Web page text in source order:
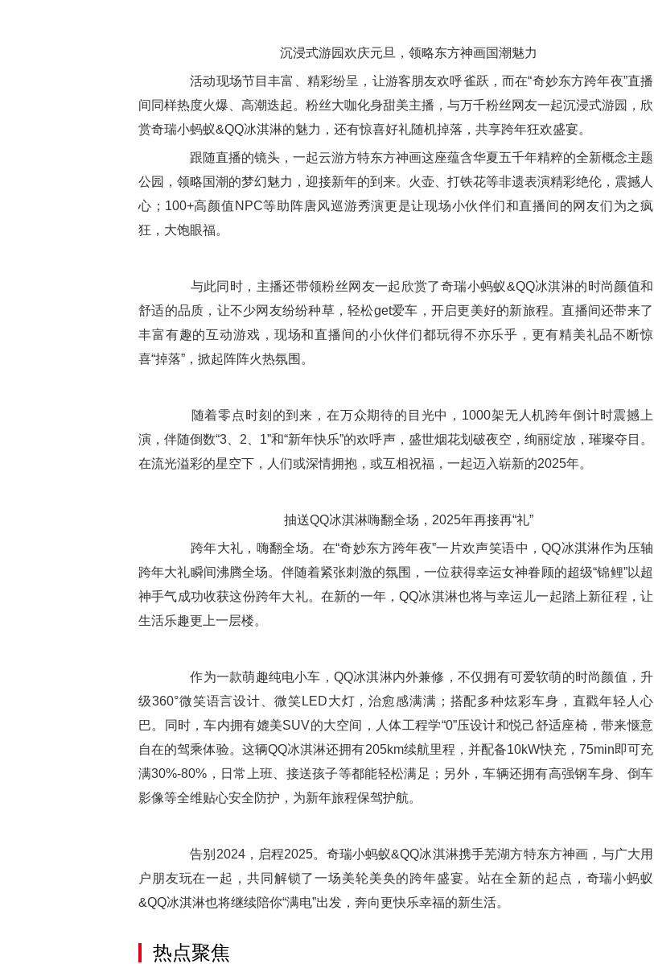
沉浸式游园欢庆元旦，领略东方神画国潮魅力
活动现场节目丰富、精彩纷呈，让游客朋友欢呼雀跃，而在“奇妙东方跨年夜”直播
间同样热度火爆、高潮迭起。粉丝大咖化身甜美主播，与万千粉丝网友一起沉浸式游园，欣
赏奇瑞小蚂蚁&QQ冰淇淋的魅力，还有惊喜好礼随机掉落，共享跨年狂欢盛宴。
跟随直播的镜头，一起云游方特东方神画这座蕴含华夏五千年精粹的全新概念主题
公园，领略国潮的梦幻魅力，迎接新年的到来。火壶、打铁花等非遗表演精彩绝伦，震撼人
心；100+高颜值NPC等助阵唐风巡游秀演更是让现场小伙伴们和直播间的网友们为之疯
狂，大饱眼福。
与此同时，主播还带领粉丝网友一起欣赏了奇瑞小蚂蚁&QQ冰淇淋的时尚颜值和
舒适的品质，让不少网友纷纷种草，轻松get爱车，开启更美好的新旅程。直播间还带来了
丰富有趣的互动游戏，现场和直播间的小伙伴们都玩得不亦乐乎，更有精美礼品不断惊
喜“掉落”，掀起阵阵火热氛围。
随着零点时刻的到来，在万众期待的目光中，1000架无人机跨年倒计时震撼上
演，伴随倒数“3、2、1”和“新年快乐”的欢呼声，盛世烟花划破夜空，绚丽绽放，璀璨夺目。
在流光溢彩的星空下，人们或深情拥抱，或互相祝福，一起迈入崭新的2025年。
抽送QQ冰淇淋嗨翻全场，2025年再接再“礼”
跨年大礼，嗨翻全场。在“奇妙东方跨年夜”一片欢声笑语中，QQ冰淇淋作为压轴
跨年大礼瞬间沸腾全场。伴随着紧张刺激的氛围，一位获得幸运女神眷顾的超级“锦鲤”以超
神手气成功收获这份跨年大礼。在新的一年，QQ冰淇淋也将与幸运儿一起踏上新征程，让
生活乐趣更上一层楼。
作为一款萌趣纯电小车，QQ冰淇淋内外兼修，不仅拥有可爱软萌的时尚颜值，升
级360°微笑语言设计、微笑LED大灯，治愈感满满；搭配多种炫彩车身，直戳年轻人心
巴。同时，车内拥有媲美SUV的大空间，人体工程学“0”压设计和悦己舒适座椅，带来惬意
自在的驾乘体验。这辆QQ冰淇淋还拥有205km续航里程，并配备10kW快充，75min即可充
满30%-80%，日常上班、接送孩子等都能轻松满足；另外，车辆还拥有高强钢车身、倒车
影像等全维贴心安全防护，为新年旅程保驾护航。
告别2024，启程2025。奇瑞小蚂蚁&QQ冰淇淋携手芜湖方特东方神画，与广大用
户朋友玩在一起，共同解锁了一场美轮美奂的跨年盛宴。站在全新的起点，奇瑞小蚂蚁
&QQ冰淇淋也将继续陪你“满电”出发，奔向更快乐幸福的新生活。
热点聚焦